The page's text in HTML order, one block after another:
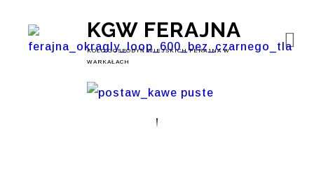
KGW FERAJNA
KOŁO GOSPODYŃ WIEJSKICH FERAJNA W
WARKAŁACH